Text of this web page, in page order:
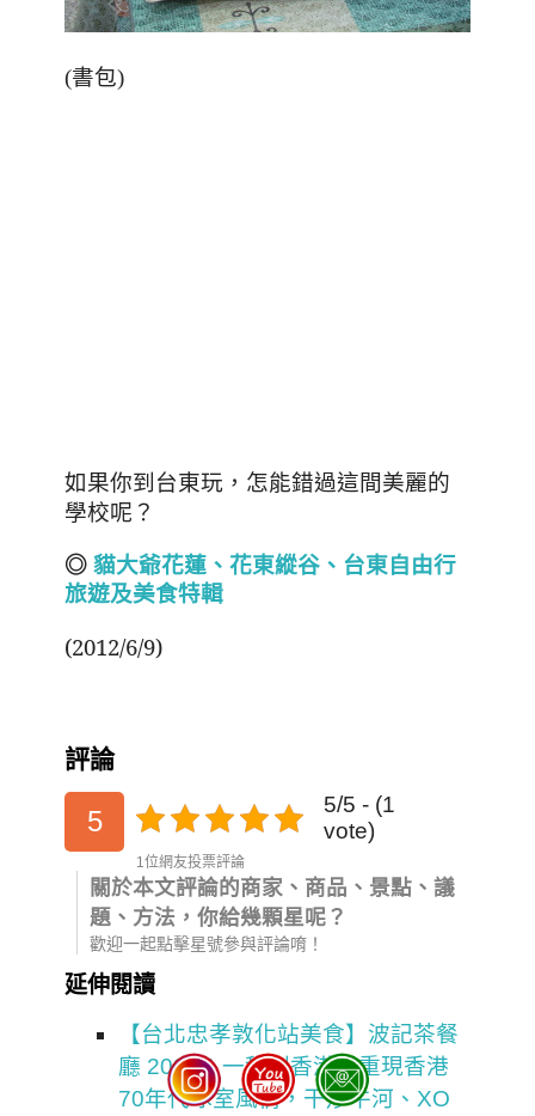
(書包)
如果你到台東玩，怎能錯過這間美麗的
學校呢？
◎ 貓大爺花蓮、花東縱谷、台東自由行
旅遊及美食特輯
(2012/6/9)
評論
5
5/5 - (1
vote)
1位網友投票評論
關於本文評論的商家、商品、景點、議
題、方法，你給幾顆星呢？
歡迎一起點擊星號參與評論唷！
延伸閱讀
【台北忠孝敦化站美食】波記茶餐
廳 2026：一秒到香港，重現香港
70年代冰室風情，干炒牛河、XO